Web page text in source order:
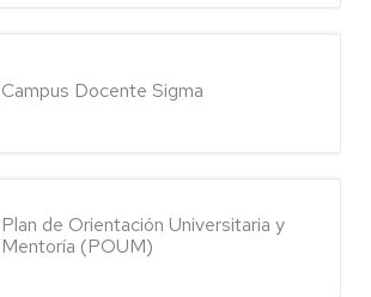
Campus Docente Sigma
Plan de Orientación Universitaria y
Mentoría (POUM)